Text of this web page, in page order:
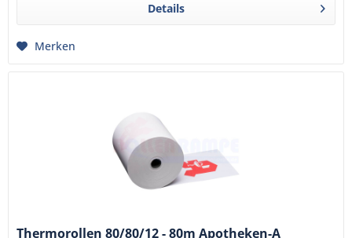
Details
Merken
Thermorollen 80/80/12 - 80m Apotheken-A